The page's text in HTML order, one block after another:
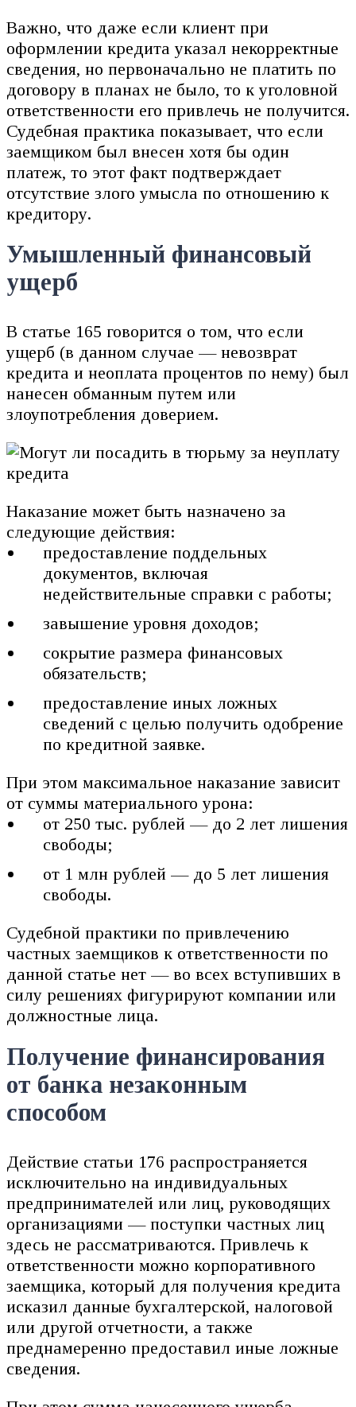
Важно, что даже если клиент при
оформлении кредита указал некорректные
сведения, но первоначально не платить по
договору в планах не было, то к уголовной
ответственности его привлечь не получится.
Судебная практика показывает, что если
заемщиком был внесен хотя бы один
платеж, то этот факт подтверждает
отсутствие злого умысла по отношению к
кредитору.
Умышленный финансовый
ущерб
В статье 165 говорится о том, что если
ущерб (в данном случае — невозврат
кредита и неоплата процентов по нему) был
нанесен обманным путем или
злоупотребления доверием.
Наказание может быть назначено за
следующие действия:
предоставление поддельных
документов, включая
недействительные справки с работы;
завышение уровня доходов;
сокрытие размера финансовых
обязательств;
предоставление иных ложных
сведений с целью получить одобрение
по кредитной заявке.
При этом максимальное наказание зависит
от суммы материального урона:
от 250 тыс. рублей — до 2 лет лишения
свободы;
от 1 млн рублей — до 5 лет лишения
свободы.
Судебной практики по привлечению
частных заемщиков к ответственности по
данной статье нет — во всех вступивших в
силу решениях фигурируют компании или
должностные лица.
Получение финансирования
от банка незаконным
способом
Действие статьи 176 распространяется
исключительно на индивидуальных
предпринимателей или лиц, руководящих
организациями — поступки частных лиц
здесь не рассматриваются. Привлечь к
ответственности можно корпоративного
заемщика, который для получения кредита
исказил данные бухгалтерской, налоговой
или другой отчетности, а также
преднамеренно предоставил иные ложные
сведения.